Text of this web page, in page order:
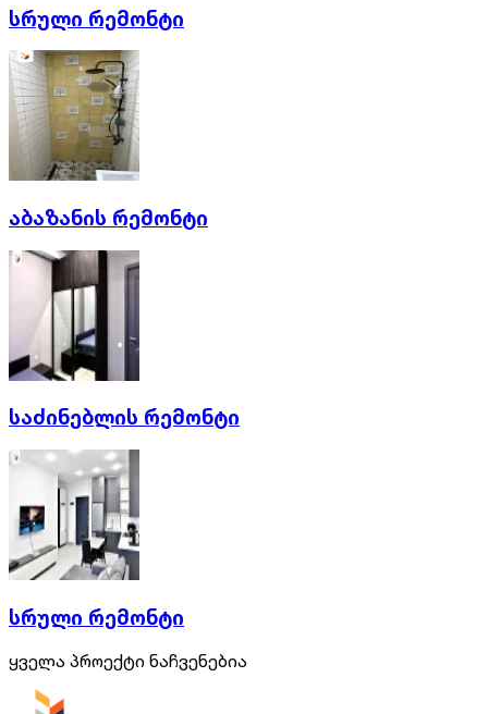
სრული რემონტი
აბაზანის რემონტი
საძინებლის რემონტი
სრული რემონტი
ყველა პროექტი ნაჩვენებია